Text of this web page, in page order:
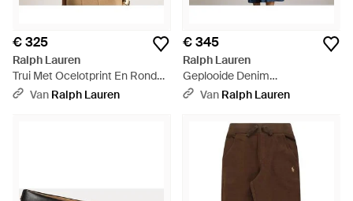
€ 325
Ralph Lauren
Trui Met Ocelotprint En Ronde
Hals - Bruin
Van Ralph Lauren
€ 345
Ralph Lauren
Geplooide Denim
Overhemdjurk - Blauw
Van Ralph Lauren